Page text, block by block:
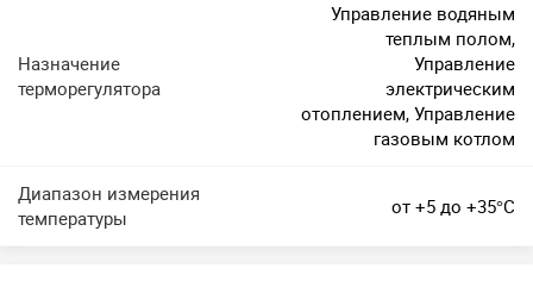
Назначение
терморегулятора
Управление водяным
теплым полом,
Управление
электрическим
отоплением, Управление
газовым котлом
Диапазон измерения
температуры
от +5 до +35°C